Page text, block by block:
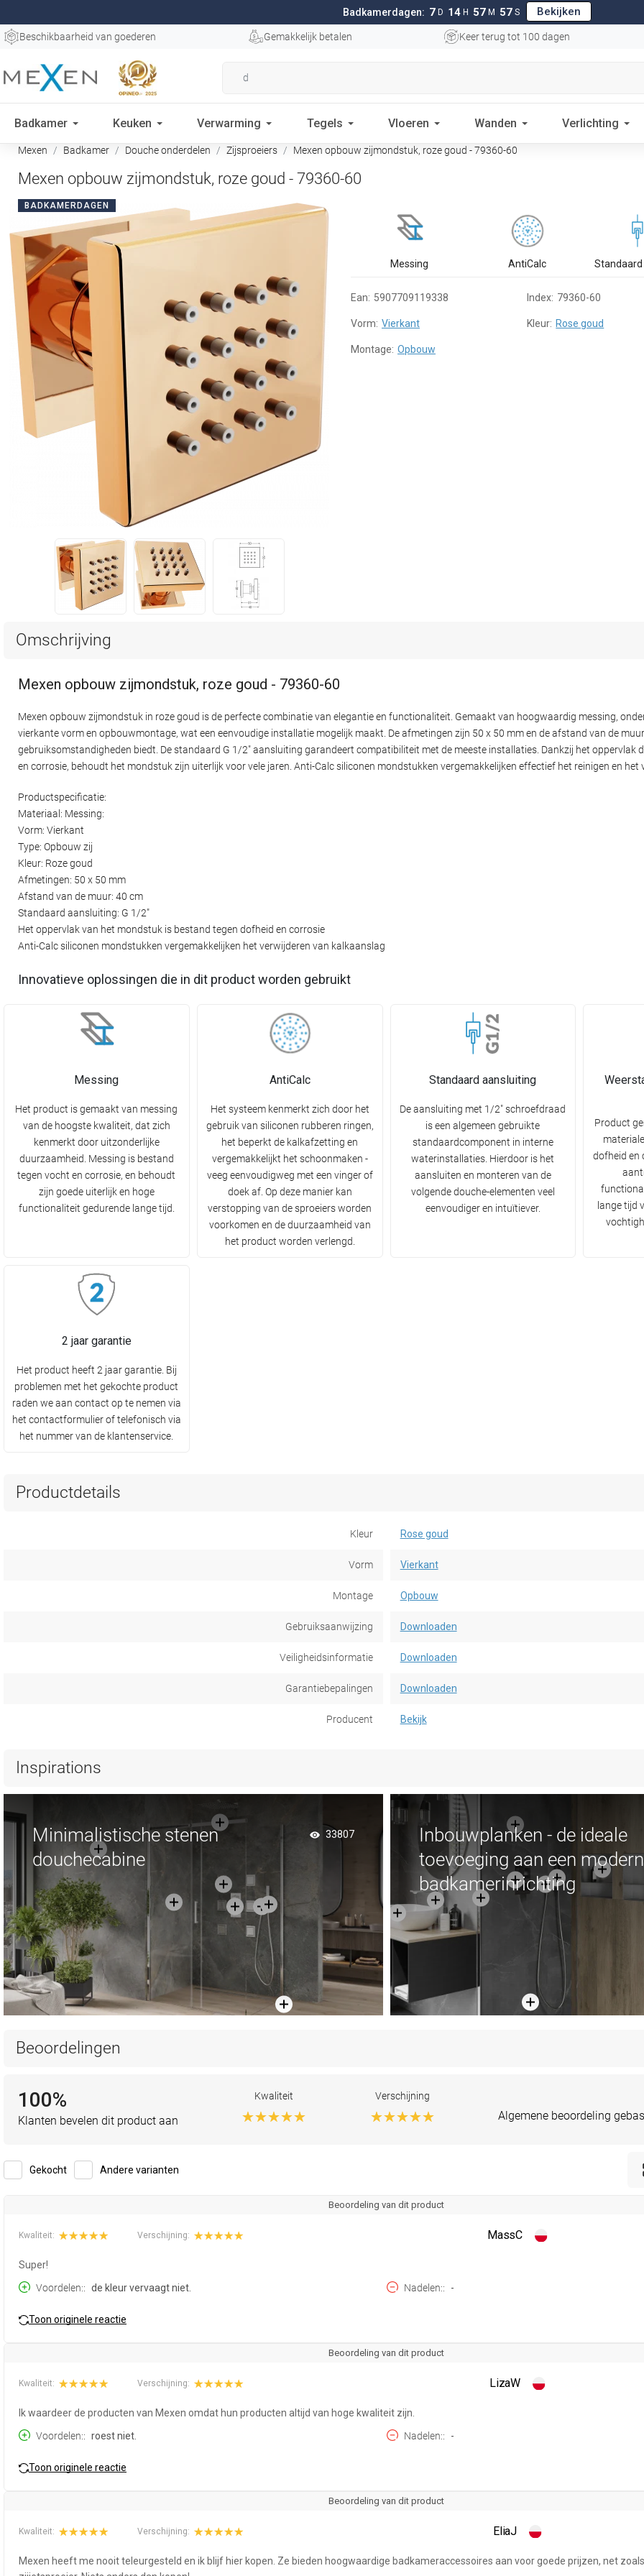
Badkamerdagen: 7 D 14 H 57 M 55 S Bekijken
Beschikbaarheid van goederen Gemakkelijk betalen Keer terug tot 100 dagen
Badkamer Keuken Verwarming Tegels Vloeren Wanden Verlichting
Mexen Badkamer Douche onderdelen Zijsproeiers Mexen opbouw zijmondstuk, roze goud - 79360-60
Mexen opbouw zijmondstuk, roze goud - 79360-60
BADKAMERDAGEN
Messing AntiCalc
Ean: 5907709119338 Index: 79360-60
Vorm: Vierkant Kleur: Rose goud
Montage: Opbouw
Omschrijving
Mexen opbouw zijmondstuk, roze goud - 79360-60
Mexen opbouw zijmondstuk in roze goud is de perfecte combinatie van elegantie en functionaliteit. Gemaakt van hoogwaardig messing,
vierkante vorm en opbouwmontage, wat een eenvoudige installatie mogelijk maakt. De afmetingen zijn 50 x 50 mm en de afstand van de
gebruiksomstandigheden biedt. De standaard G 1/2" aansluiting garandeert compatibiliteit met de meeste installaties. Dankzij het oppervlak
en corrosie, behoudt het mondstuk zijn uiterlijk voor vele jaren. Anti-Calc siliconen mondstukken vergemakkelijken effectief het reinigen en het
Productspecificatie:
Materiaal: Messing:
Vorm: Vierkant
Type: Opbouw zij
Kleur: Roze goud
Afmetingen: 50 x 50 mm
Afstand van de muur: 40 cm
Standaard aansluiting: G 1/2"
Het oppervlak van het mondstuk is bestand tegen dofheid en corrosie
Anti-Calc siliconen mondstukken vergemakkelijken het verwijderen van kalkaanslag
Innovatieve oplossingen die in dit product worden gebruikt
Messing
Het product is gemaakt van messing
van de hoogste kwaliteit, dat zich
kenmerkt door uitzonderlijke
duurzaamheid. Messing is bestand
tegen vocht en corrosie, en behoudt
zijn goede uiterlijk en hoge
functionaliteit gedurende lange tijd.
AntiCalc
Het systeem kenmerkt zich door het
gebruik van siliconen rubberen ringen,
het beperkt de kalkafzetting en
vergemakkelijkt het schoonmaken -
veeg eenvoudigweg met een vinger of
doek af. Op deze manier kan
verstopping van de sproeiers worden
voorkomen en de duurzaamheid van
het product worden verlengd.
Standaard aansluiting
De aansluiting met 1/2" schroefdraad
is een algemeen gebruikte
standaardcomponent in interne
waterinstallaties. Hierdoor is het
aansluiten en monteren van de
volgende douche-elementen veel
eenvoudiger en intuïtiever.
Product
dofheid en
lange tijd
2 jaar garantie
Het product heeft 2 jaar garantie. Bij
problemen met het gekochte product
raden we aan contact op te nemen via
het contactformulier of telefonisch via
het nummer van de klantenservice.
Productdetails
Kleur Rose goud
Vorm Vierkant
Montage Opbouw
Gebruiksaanwijzing Downloaden
Veiligheidsinformatie Downloaden
Garantiebepalingen Downloaden
Producent Bekijk
Inspirations
Minimalistische stenen
douchecabine
33807
Inbouwplanken - de ideale
toevoeging aan een
badkamerinrichting
Beoordelingen
100%
Klanten bevelen dit product aan
Kwaliteit Verschijning
Algemene beoordeling
Gekocht Andere varianten
Beoordeling van dit product
MassC
Kwaliteit: Verschijning:
Super!
Voordelen:
de kleur vervaagt niet. Nadelen: -
Toon originele reactie
Beoordeling van dit product
LizaW
Kwaliteit: Verschijning:
Ik waardeer de producten van Mexen omdat hun producten altijd van hoge kwaliteit zijn.
Voordelen:
roest niet. Nadelen: -
Toon originele reactie
Beoordeling van dit product
EliaJ
Kwaliteit: Verschijning:
Mexen heeft me nooit teleurgesteld en ik blijf hier kopen. Ze bieden hoogwaardige badkameraccessoires aan voor goede prijzen, net